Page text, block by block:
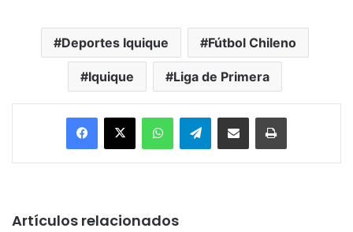
Deportes Iquique Fútbol Chileno
Iquique Liga de Primera
Facebook
X WhatsAppTelegramEnviar vía email Imprimir
Artículos relacionados